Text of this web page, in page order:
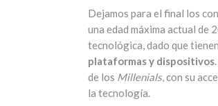
Dejamos para el final los
una edad máxima actual de
tecnológica, dado que
plataformas y dispositivos
de los Millenials, con su
la tecnología.